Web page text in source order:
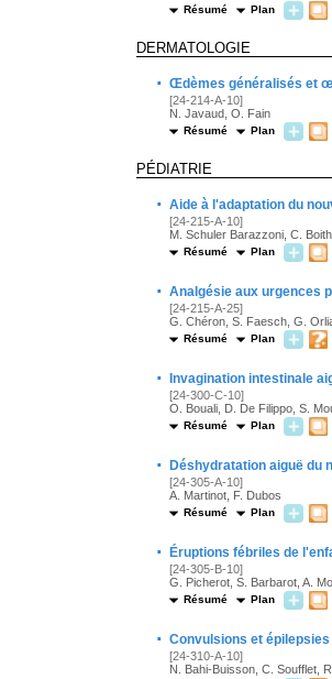
Résumé Plan
DERMATOLOGIE
· Œdèmes généralisés et
[24-214-A-10]
N. Javaud, O. Fain
Résumé Plan
PÉDIATRIE
· Aide à l'adaptation du
[24-215-A-10]
M. Schuler Barazzoni, C.
Résumé Plan
· Analgésie aux urgences
[24-215-A-25]
G. Chéron, S. Faesch, G.
Résumé Plan
· Invagination intestinale
[24-300-C-10]
O. Bouali, D. De Filippo, S.
Résumé Plan
· Déshydratation aiguë du
[24-305-A-10]
A. Martinot, F. Dubos
Résumé Plan
· Éruptions fébriles de
[24-305-B-10]
G. Picherot, S. Barbarot, A.
Résumé Plan
· Convulsions et
[24-310-A-10]
N. Bahi-Buisson, C. Soufflet,